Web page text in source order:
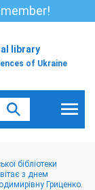
library
of Ukraine
бібліотеки
з днем
Гриценко.